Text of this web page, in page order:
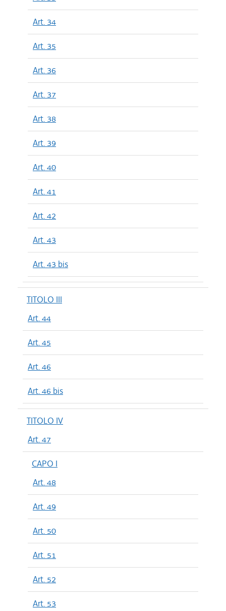
Art. 34
Art. 35
Art. 36
Art. 37
Art. 38
Art. 39
Art. 40
Art. 41
Art. 42
Art. 43
Art. 43 bis
TITOLO III
Art. 44
Art. 45
Art. 46
Art. 46 bis
TITOLO IV
Art. 47
CAPO I
Art. 48
Art. 49
Art. 50
Art. 51
Art. 52
Art. 53